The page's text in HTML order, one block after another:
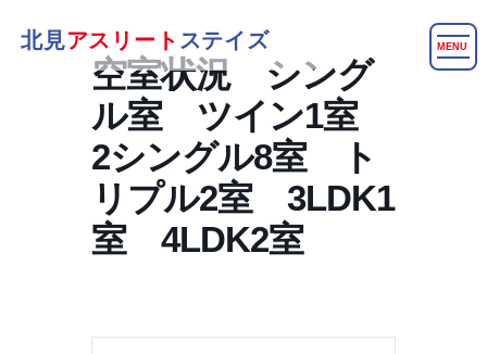
北見アスリート ステイズ MENU
空室状況 シング
ル室 ツイン1室
2シングル8室 ト
リプル2室 3LDK1
室 4LDK2室